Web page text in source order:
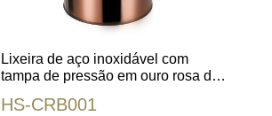
Lixeira de aço inoxidável com
tampa de pressão em ouro rosa de
HS-CRB001